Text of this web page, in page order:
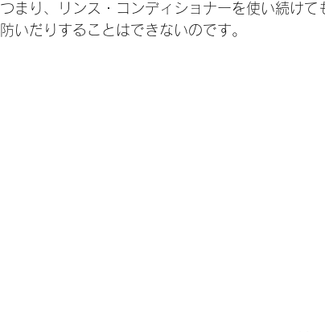
つまり、リンス・コンディショナーを使い続け
防いだりすることはできないのです。